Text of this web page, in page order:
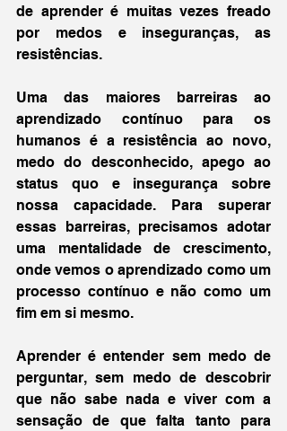
de aprender é muitas vezes freado
por medos e inseguranças, as
resistências.
Uma das maiores barreiras ao
aprendizado contínuo para os
humanos é a resistência ao novo,
medo do desconhecido, apego ao
status quo e insegurança sobre
nossa capacidade. Para superar
essas barreiras, precisamos adotar
uma mentalidade de crescimento,
onde vemos o aprendizado como um
processo contínuo e não como um
fim em si mesmo.
Aprender é entender sem medo de
perguntar, sem medo de descobrir
que não sabe nada e viver com a
sensação de que falta tanto para